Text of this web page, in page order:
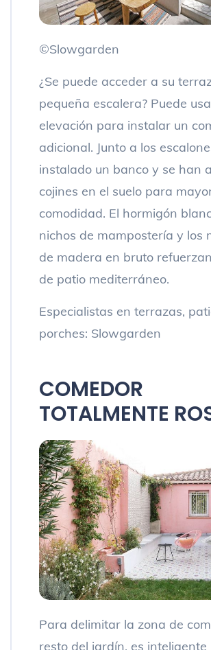
©Slowgarden
¿Se puede acceder a su
pequeña escalera? Puede
elevación para instalar un
adicional. Junto a los
instalado un banco y se han
cojines en el suelo para
comodidad. El hormigón
nichos de mampostería y los
de madera en bruto
de patio mediterráneo.
Especialistas en terrazas,
porches: Slowgarden
COMEDOR
TOTALMENTE
Para delimitar la zona de
resto del jardín, es